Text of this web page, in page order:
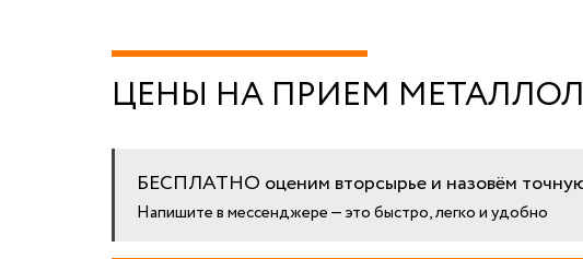
ЦЕНЫ НА ПРИЕМ
БЕСПЛАТНО оценим вторсырье и назовём
Напишите в мессенджере — это быстро, легко и удобно